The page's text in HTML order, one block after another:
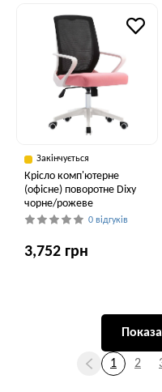
Закінчується
Крісло комп'ютерне
(офісне) поворотне Dixy
чорне/рожеве
0 відгуків
3,752 грн
1 2